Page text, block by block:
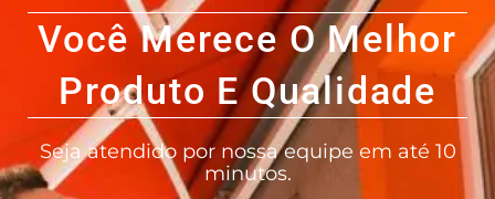
Você Merece O Melhor
Produto E Qualidade
Seja atendido por nossa equipe em até 10
minutos.